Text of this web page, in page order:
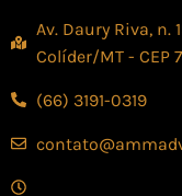
Av. Daury Riva, n.
Colíder/MT - CEP
(66) 3191-0319